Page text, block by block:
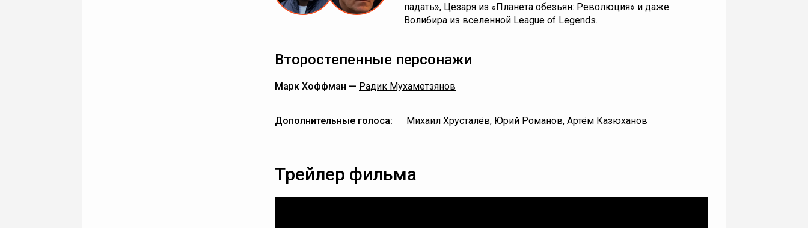
падать», Цезаря из «Планета обезьян: Революция» и даже
Волибира из вселенной League of Legends.
Второстепенные персонажи
Марк Хоффман — Радик Мухаметзянов
Дополнительные голоса: Михаил Хрусталёв, Юрий Романов, Артём Казюханов
Трейлер фильма